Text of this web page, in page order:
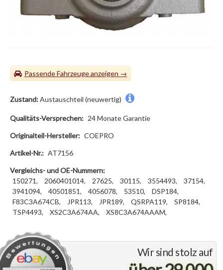
Passende Fahrzeuge
Wir sind stolz auf
Zustand:Austauschteil (neuwertig)
Qualitäts-Versprechen: 24 Monate Garantie
Originalteil-Hersteller: COEPRO
Artikel-Nr.: AT7156
Vergleichs- und OE-Nummern:
150271,
2060401014, 27625, 30115, 3554493,
37154,
3941094,
40501851, 4056078, 53510,
DSP184,
F83C3A674CB,
JPR113, JPR189, QSRPA119,
SP8184,
TSP4493,
XS2C3A674AA, XS8C3A674AAAM,